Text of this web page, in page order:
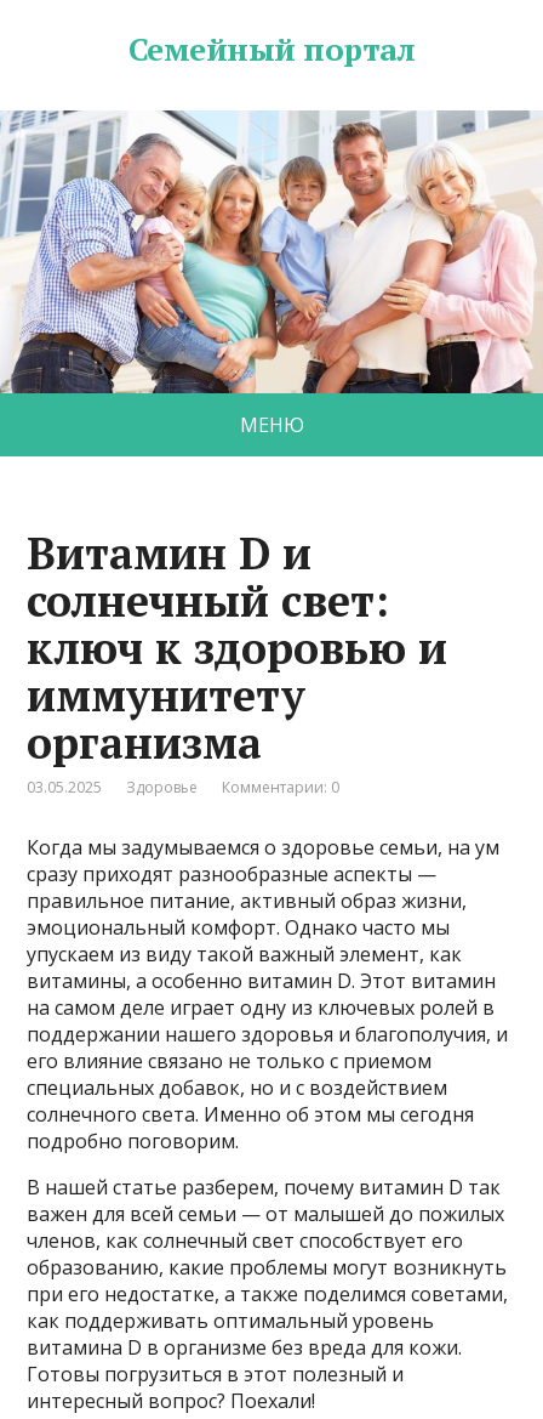
Семейный портал
МЕНЮ
Витамин D и
солнечный свет:
ключ к здоровью и
иммунитету
организма
03.05.2025 Здоровье Комментарии: 0
Когда мы задумываемся о здоровье семьи, на ум
сразу приходят разнообразные аспекты —
правильное питание, активный образ жизни,
эмоциональный комфорт. Однако часто мы
упускаем из виду такой важный элемент, как
витамины, а особенно витамин D. Этот витамин
на самом деле играет одну из ключевых ролей в
поддержании нашего здоровья и благополучия, и
его влияние связано не только с приемом
специальных добавок, но и с воздействием
солнечного света. Именно об этом мы сегодня
подробно поговорим.
В нашей статье разберем, почему витамин D так
важен для всей семьи — от малышей до пожилых
членов, как солнечный свет способствует его
образованию, какие проблемы могут возникнуть
при его недостатке, а также поделимся советами,
как поддерживать оптимальный уровень
витамина D в организме без вреда для кожи.
Готовы погрузиться в этот полезный и
интересный вопрос? Поехали!